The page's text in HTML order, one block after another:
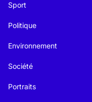
Sport
Politique
Environnement
Société
Portraits